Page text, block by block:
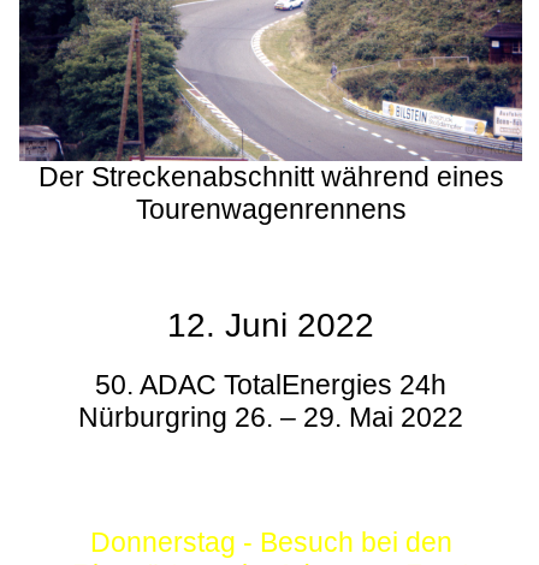
Der Streckenabschnitt während eines
Tourenwagenrennens
12. Juni 2022
50. ADAC TotalEnergies 24h
Nürburgring 26. – 29. Mai 2022
Donnerstag - Besuch bei den